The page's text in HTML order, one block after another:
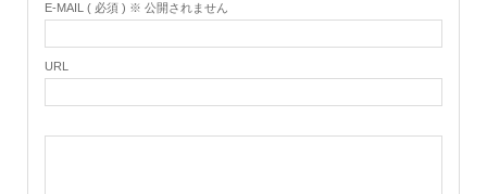
E-MAIL ( 必須 ) ※ 公開されません
URL